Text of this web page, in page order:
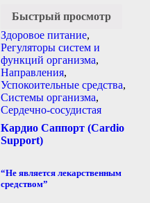
Быстрый просмотр
Здоровое питание,
Регуляторы систем и
функций организма,
Направления,
Успокоительные средства,
Системы организма,
Сердечно-сосудистая
Кардио Саппорт (Cardio
Support)
“Не является лекарственным
средством”